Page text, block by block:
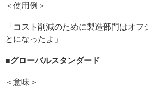
＜使用例＞
「コスト削減のために製造部門はオフ
とになったよ」
■グローバルスタンダード
＜意味＞